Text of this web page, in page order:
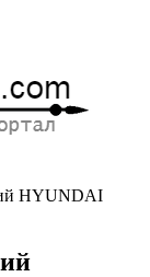
HYUNDAI